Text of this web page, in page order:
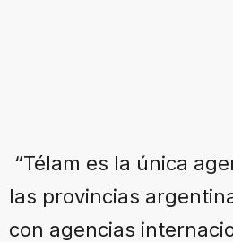
“Télam es la única
las provincias
con agencias